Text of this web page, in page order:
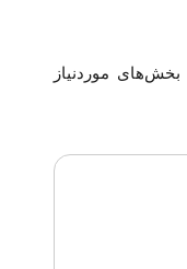
بخش‌های موردنیاز